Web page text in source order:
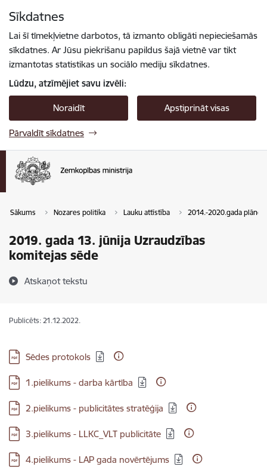
Sīkdatnes
Lai šī tīmekļvietne darbotos, tā izmanto obligāti nepieciešamās
sīkdatnes. Ar Jūsu piekrišanu papildus šajā vietnē var tikt
izmantotas statistikas un sociālo mediju sīkdatnes.
Lūdzu, atzīmējiet savu izvēli:
Noraidīt Apstiprināt visas
Pārvaldīt sīkdatnes
Sākums Nozares politika Lauku attīstība 2014.-2020.gada
2019. gada 13. jūnija Uzraudzības
komitejas sēde
Atskaņot tekstu
Publicēts: 21.12.2022.
Lejupielādēt:
Sēdes protokols
Lejupielādēt:
1.pielikums - darba kārtība
Lejupielādēt:
2.pielikums - publicitātes stratēģija
Lejupielādēt:
3.pielikums - LLKC_VLT publicitāte
Lejupielādēt:
4.pielikums - LAP gada novērtējums